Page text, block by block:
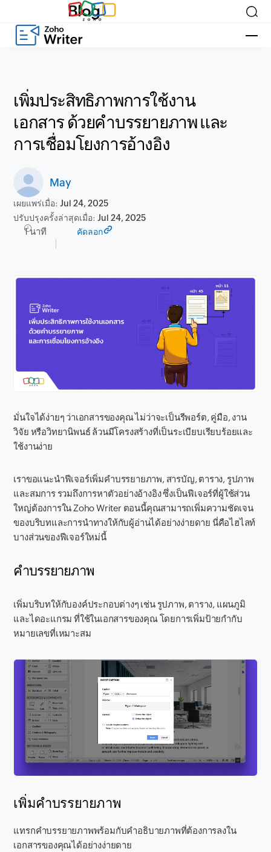
Blog
เพิ่มประสิทธิภาพการใช้งาน
เอกสาร ด้วยคำบรรยายภาพ และ
การเชื่อมโยงการอ้างอิง
May
เผยแพร่เมื่อ:Jul 24, 2025
ปรับปรุงครั้งล่าสุดเมื่อ:Jul 24, 2025
1 นาที คัดลอก
มั่นใจได้ง่ายๆ ว่าเอกสารของคุณ ไม่ว่าจะเป็นรีพอร์ต, คู่มือ, งาน
วิจัย หรือวิทยานิพนธ์ ล้วนมีโครงสร้างที่เป็นระเบียบเรียบร้อยและ
ใช้งานง่าย
เราขอแนะนำฟีเจอร์เพิ่มคำบรรยายภาพ, สารบัญ, ตาราง, รูปภาพ
และสมการ รวมถึงการหาตัวอย่างอ้างอิง ซึ่งเป็นฟีเจอร์ที่ผู้ใช้ส่วน
ใหญ่ต้องการใน Zoho Writer ตอนนี้คุณสามารถเพิ่มความชัดเจน
ของบริบทและการนำทางให้กับผู้อ่านได้อย่างง่ายดาย นี่คือไฮไลท์
บางส่วนของฟีเจอร์ใหม่นี้
คำบรรยายภาพ
เพิ่มบริบทให้กับองค์ประกอบต่างๆ เช่น รูปภาพ, ตาราง, แผนภูมิ
และไดอะแกรม ที่ใช้ในเอกสารของคุณ โดยการเพิ่มป้ายกำกับ
หมายเลขที่เหมาะสม
เพิ่มคำบรรยายภาพ
แทรกคำบรรยายภาพพร้อมกับคำอธิบายภาพที่ต้องการลงใน
เอกสารของคุณได้อย่างง่ายดาย